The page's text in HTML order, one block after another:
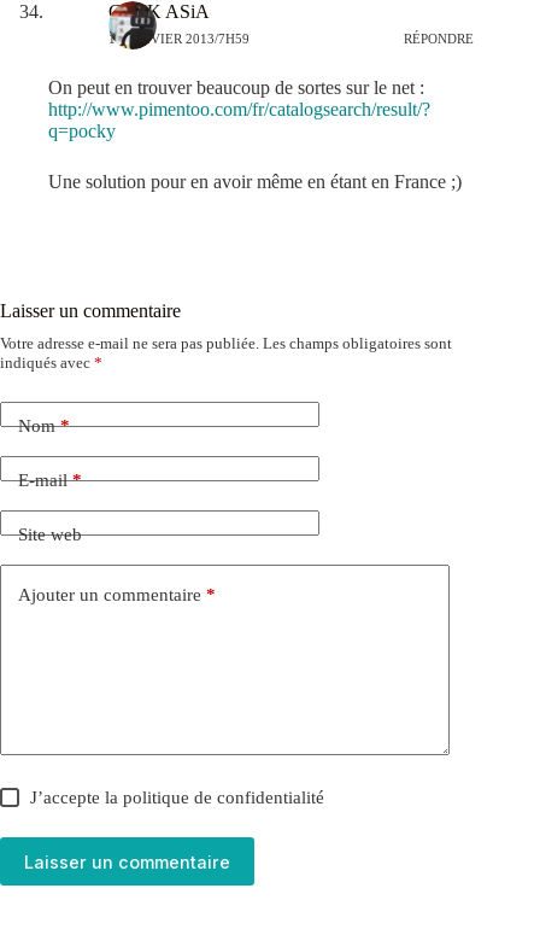
GEEK ASiA
10 JANVIER 2013/7H59 RÉPONDRE
On peut en trouver beaucoup de sortes sur le net :
http://www.pimentoo.com/fr/catalogsearch/result/?
q=pocky
Une solution pour en avoir même en étant en France ;)
Laisser un commentaire
Votre adresse e-mail ne sera pas publiée. Les champs obligatoires sont
indiqués avec *
Nom*
E-mail*
Site web
Ajouter un commentaire *
J’accepte lapolitique de confidentialité
Laisser un commentaire